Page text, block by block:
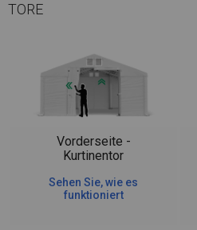
TORE
Vorderseite -
Kurtinentor
Sehen Sie, wie es
funktioniert